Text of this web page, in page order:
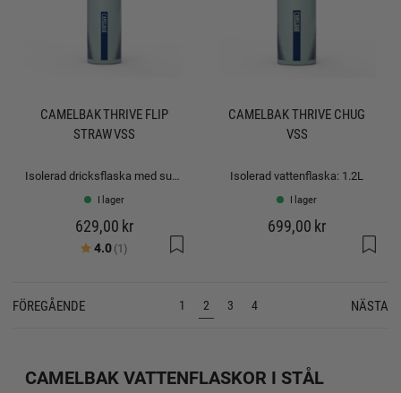
CAMELBAK THRIVE FLIP
STRAW VSS
Isolerad dricksflaska med sugrör: 1.0L
I lager
629,00 kr
Betyg:
4.0(1) utav 5 stjärnor
CAMELBAK THRIVE CHUG
VSS
Isolerad vattenflaska: 1.2L
I lager
699,00 kr
FÖREGÅENDE 1 2 3 4 NÄSTA
CAMELBAK VATTENFLASKOR I STÅL